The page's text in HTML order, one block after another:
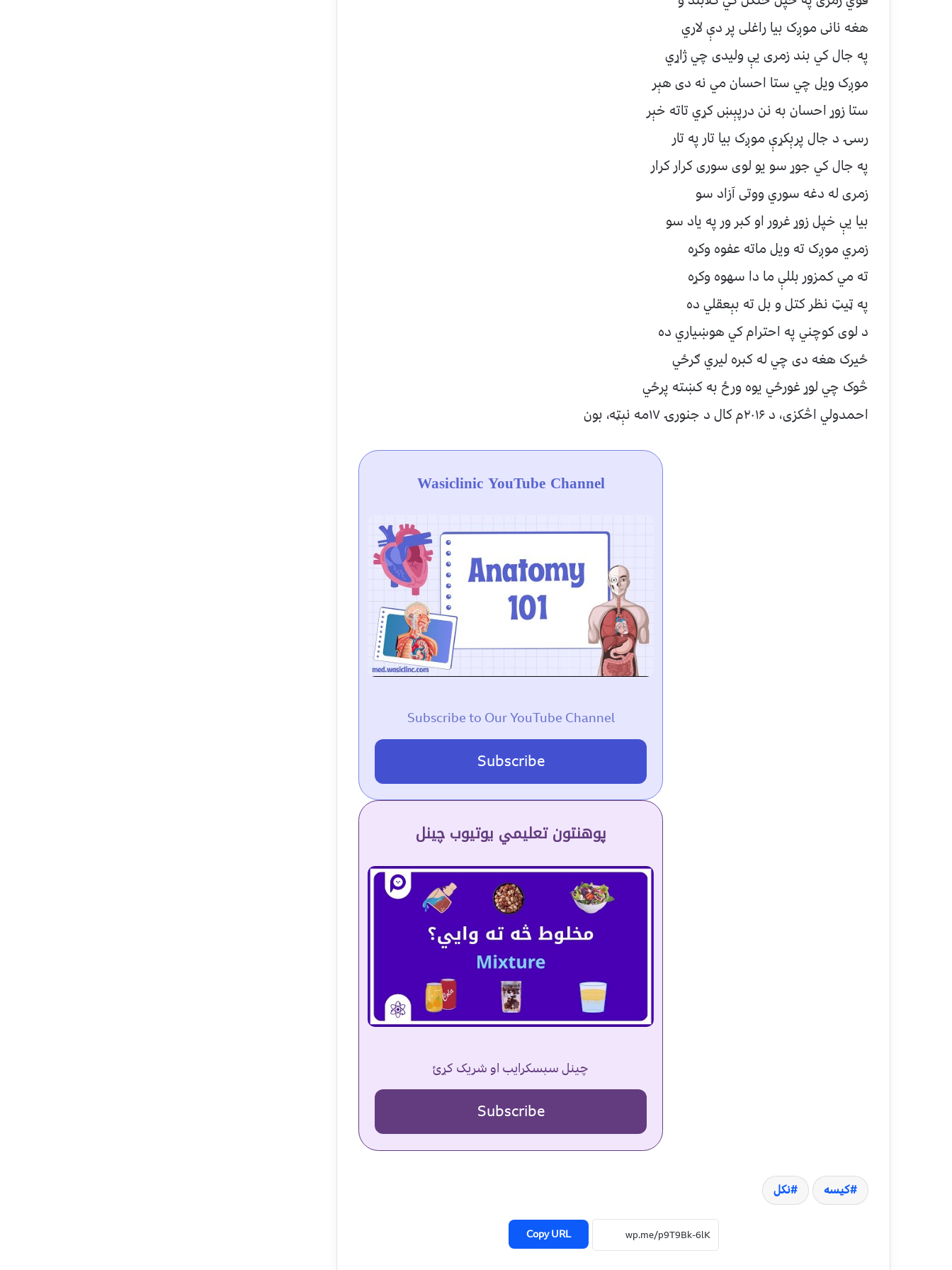
هغه نانی موږک بيا راغلی پر دې لاري
په جال کي بند زمری يې وليدی چي ژاړي
موږک ويل چي ستا احسان مي نه دی هېر
ستا زوړ احسان به نن درپېښ کړي تاته خېر
رسۍ د جال پرېکړې موږک بيا تار په تار
په جال کي جوړ سو يو لوی سوری کرار کرار
زمری له دغه سوري ووتی آزاد سو
بيا يې خپل زوړ غرور او کبر ور په ياد سو
زمري موږک ته ويل ماته عفوه وکړه
ته مي کمزور بللې ما دا سهوه وکړه
په ټيټ نظر کتل و بل ته بېعقلي ده
د لوی کوچني په احترام کي هوښياري ده
ځيرک هغه دی چي له کبره ليري ګرځي
څوک چي لوړ غورځي يوه ورځ به کښته پرځي
احمدولي اڅکزی، د ۲۰۱۶م کال د جنورۍ ۱۷مه نېټه، بون
Wasiclinic YouTube Channel
Subscribe to Our YouTube Channel
Subscribe
پوهنتون تعلیمي یوتیوب چینل
چینل سبسکرایب او شریک کړئ
Subscribe
کیسه نکل
Copy URL